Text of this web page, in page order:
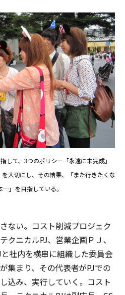
して、3つのポリシー「永遠に未完成」
を大切にし、その結果、「また行きたくな
」を目指している。
ない。コスト削減プロジェク
クニカルPJ、営業企画ＰＪ、
社内を横串に組織した委員会
集まり、その代表者がPJでの
込み、実行していく。コスト